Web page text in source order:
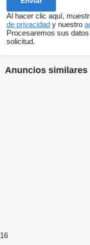
Al hacer clic aquí,
de privacidad y nuestro
Procesaremos sus
solicitud.
Anuncios similares
16